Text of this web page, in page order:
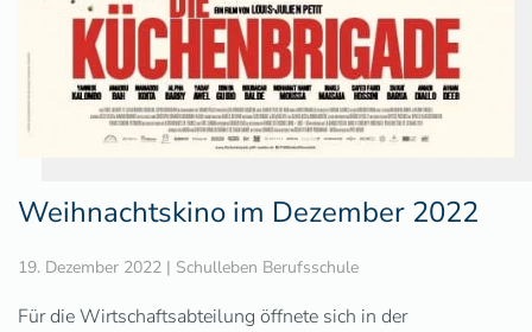
Weihnachtskino im Dezember 2022
19. Dezember 2022 | Schulleben Berufsschule
Für die Wirtschaftsabteilung öffnete sich in der